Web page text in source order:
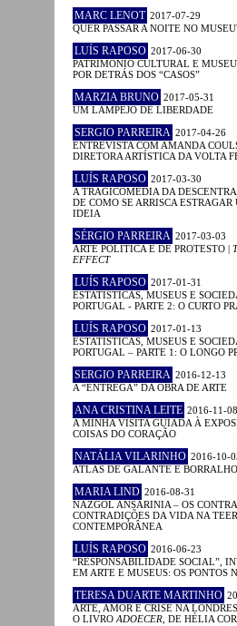
MARC LENOT 2017-07-29
QUER PASSAR A NOITE NO
LUÍS RAPOSO 2017-06-30
PATRIMÓNIO CULTURAL E
POR DETRÁS DOS “CASOS”
MARZIA BRUNO 2017-05-31
UM LAMPEJO DE LIBERDADE
SERGIO PARREIRA 2017-04-26
ENTREVISTA COM AMANDA
DIRETORA ARTÍSTICA DA VOLTA
LUÍS RAPOSO 2017-03-30
A TRAGICOMÉDIA DA
DE COMO SE ARRISCA ESTRAGAR
IDEIA
SÉRGIO PARREIRA 2017-03-03
ARTE POLÍTICA E DE PROTESTO |
EFFECT
LUÍS RAPOSO 2017-01-31
ESTATÍSTICAS, MUSEUS E
PORTUGAL - PARTE 2: O CURTO
LUÍS RAPOSO 2017-01-13
ESTATÍSTICAS, MUSEUS E
PORTUGAL – PARTE 1: O LONGO
SERGIO PARREIRA 2016-12-13
A “ENTREGA” DA OBRA DE ARTE
ANA CRISTINA LEITE 2016-11-08
A MINHA VISITA GUIADA À
COISAS DO CORAÇÃO
NATÁLIA VILARINHO 2016-10-
ATLAS DE GALANTE E
MARIA LIND 2016-08-31
NAZGOL ANSARINIA – OS
CONTRADIÇÕES DA VIDA NA
CONTEMPORÂNEA
LUÍS RAPOSO 2016-06-23
“RESPONSABILIDADE SOCIAL”,
EM ARTE E MUSEUS: OS PONTOS
TERESA DUARTE MARTINHO
ARTE, AMOR E CRISE NA
O LIVRO ADOECER , DE HÉLIA